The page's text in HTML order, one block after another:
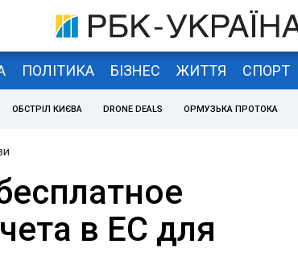
ПОЛІТИКА БІЗНЕС ЖИТТЯ СПОРТ
ОБСТРІЛ КИЄВА DRONE DEALS ОРМУЗЬКА ПРОТОКА
в ЕС для